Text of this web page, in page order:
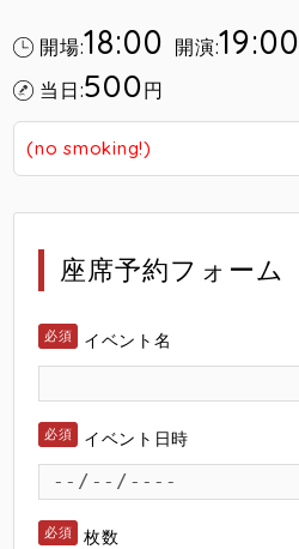
開場:18:00 開演:19:00
当日:500円
(no smoking!)
座席予約フォーム
イベント名
イベント日時
枚数